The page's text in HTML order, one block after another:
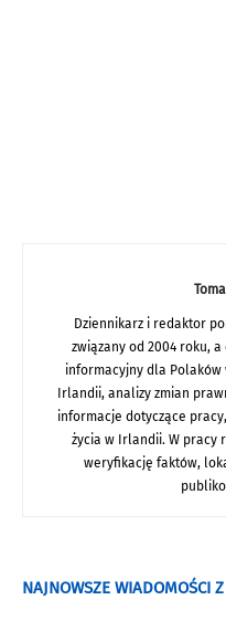
Dziennikarz i redaktor
związany od 2004 roku,
informacyjny dla
Irlandii, analizy zmian
informacje dotyczące
życia w Irlandii. W pracy
weryfikację faktów,
NAJNOWSZE WIADOMOŚCI